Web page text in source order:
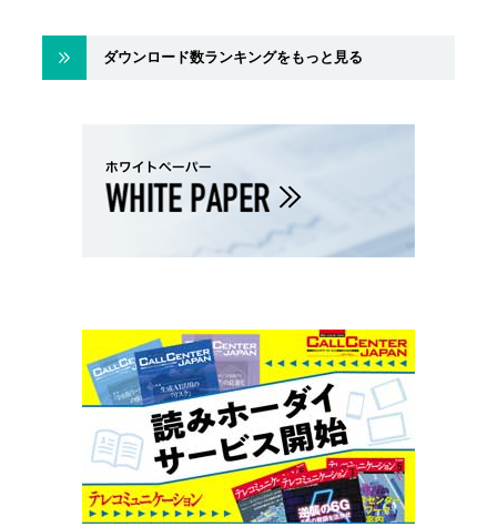
ダウンロード数ランキングをもっと見る